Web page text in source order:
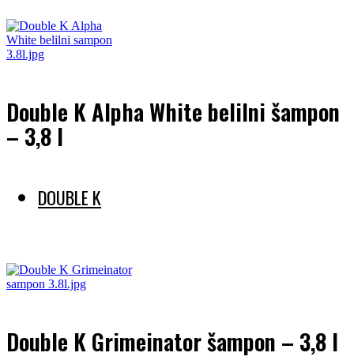
Double K Alpha White belilni šampon
– 3,8 l
DOUBLE K
Double K Grimeinator šampon – 3,8 l